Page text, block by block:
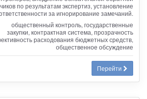
по результатам экспертиз, установление
за игнорирование замечаний.
общественный контроль, государственные
закупки, контрактная система, прозрачность
расходования бюджетных средств,
общественное обсуждение
Перейти